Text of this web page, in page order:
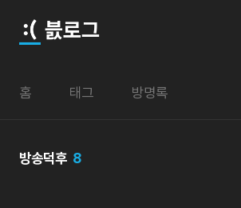
븘로그
홈 태그 방명록
방송덕후 8